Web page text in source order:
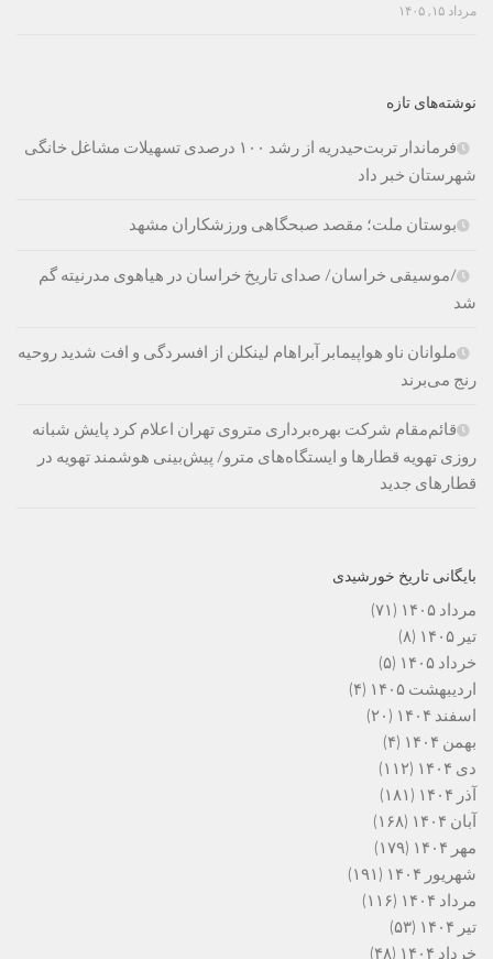
مرداد ۱۵, ۱۴۰۵
نوشته‌های تازه
فرماندار تربت‌حیدریه از رشد ۱۰۰ درصدی تسهیلات مشاغل خانگی
شهرستان خبر داد
بوستان ملت؛ مقصد صبحگاهی ورزشکاران مشهد
/موسیقی خراسان/ صدای تاریخ خراسان در هیاهوی مدرنیته گم
شد
ملوانان ناو هواپیمابر آبراهام لینکلن از افسردگی و افت شدید روحیه
رنج می‌برند
قائم‌مقام شرکت بهره‌برداری متروی تهران اعلام کرد پایش شبانه
روزی تهویه قطارها و ایستگاه‌های مترو/ پیش‌بینی هوشمند تهویه در
قطارهای جدید
بایگانی تاریخ خورشیدی
مرداد ۱۴۰۵
(۷۱)
تیر ۱۴۰۵
(۸)
خرداد ۱۴۰۵
(۵)
اردیبهشت ۱۴۰۵
(۴)
اسفند ۱۴۰۴
(۲۰)
بهمن ۱۴۰۴
(۴)
دی ۱۴۰۴
(۱۱۲)
آذر ۱۴۰۴
(۱۸۱)
آبان ۱۴۰۴
(۱۶۸)
مهر ۱۴۰۴
(۱۷۹)
شهریور ۱۴۰۴
(۱۹۱)
مرداد ۱۴۰۴
(۱۱۶)
تیر ۱۴۰۴
(۵۳)
خرداد ۱۴۰۴
(۴۸)